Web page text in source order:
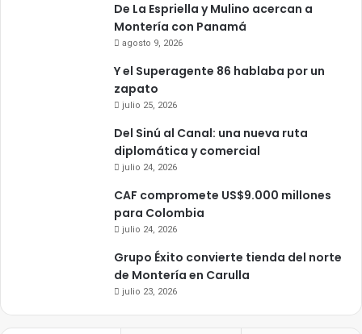
De La Espriella y Mulino acercan a
Montería con Panamá
agosto 9, 2026
Y el Superagente 86 hablaba por un
zapato
julio 25, 2026
Del Sinú al Canal: una nueva ruta
diplomática y comercial
julio 24, 2026
CAF compromete US$9.000 millones
para Colombia
julio 24, 2026
Grupo Éxito convierte tienda del norte
de Montería en Carulla
julio 23, 2026